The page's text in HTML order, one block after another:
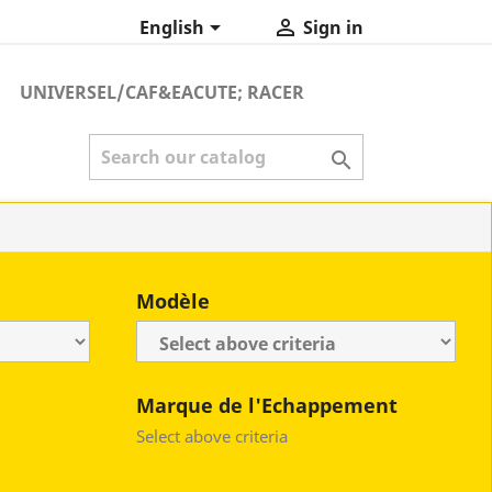
English  Sign in
UNIVERSEL/CAF&EACUTE; RACER

Modèle
Marque de l'Echappement
Select above criteria